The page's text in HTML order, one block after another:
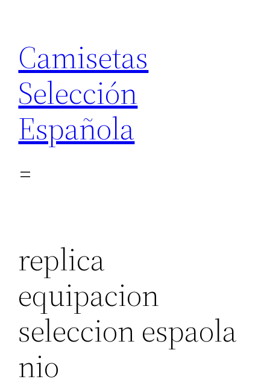
contenido
Camisetas
Selección
Española
replica
equipacion
seleccion espaola
nio